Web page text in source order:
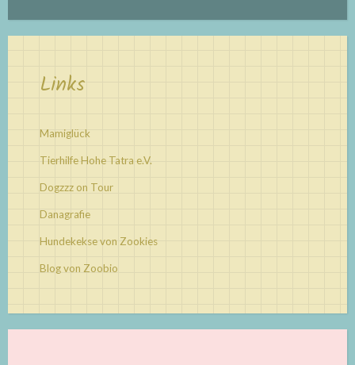
Links
Mamiglück
Tierhilfe Hohe Tatra e.V.
Dogzzz on Tour
Danagrafie
Hundekekse von Zookies
Blog von Zoobio